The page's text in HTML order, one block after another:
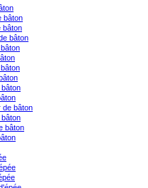
bâton
bâton
bâton
de bâton
bâton
bâton